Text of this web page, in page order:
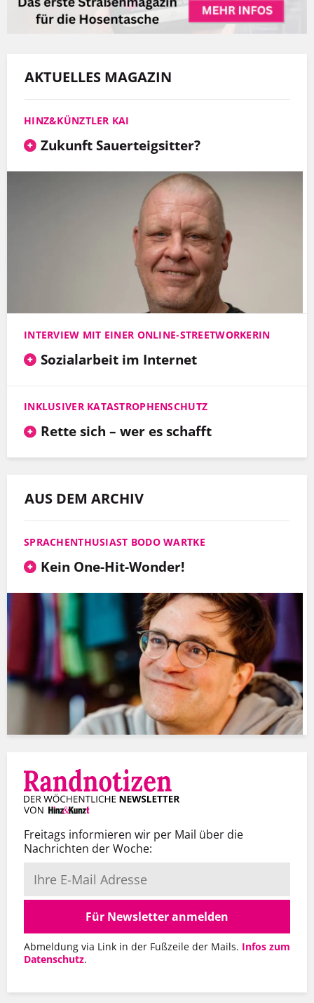
AKTUELLES MAGAZIN
HINZ&KÜNZTLER KAI
Zukunft Sauerteigsitter?
INTERVIEW MIT EINER ONLINE-STREETWORKERIN
Sozialarbeit im Internet
INKLUSIVER KATASTROPHENSCHUTZ
Rette sich – wer es schafft
AUS DEM ARCHIV
SPRACHENTHUSIAST BODO WARTKE
Kein One-Hit-Wonder!
Freitags informieren wir per Mail über die
Nachrichten der Woche:
Für Newsletter anmelden
Abmeldung via Link in der Fußzeile der Mails. Infos zum
Datenschutz.